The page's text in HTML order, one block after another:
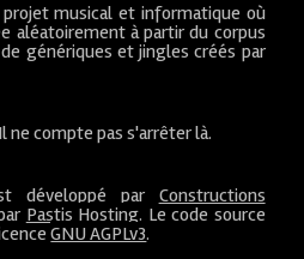
musical et informatique où
aléatoirement à partir du corpus
génériques et jingles créés par
ne compte pas s'arrêter là.
développé par Constructions
Pastis Hosting. Le code source
GNU AGPLv3.